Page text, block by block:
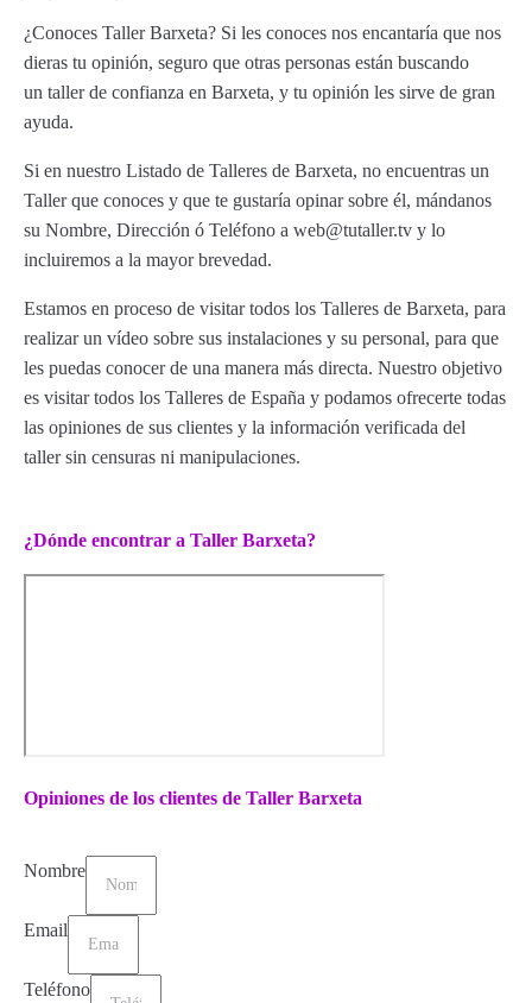
¿Conoces Taller Barxeta? Si les conoces nos encantaría que nos
dieras tu opinión, seguro que otras personas están buscando
un taller de confianza en Barxeta, y tu opinión les sirve de gran
ayuda.
Si en nuestro Listado de Talleres de Barxeta, no encuentras un
Taller que conoces y que te gustaría opinar sobre él, mándanos
su Nombre, Dirección ó Teléfono a web@tutaller.tv y lo
incluiremos a la mayor brevedad.
Estamos en proceso de visitar todos los Talleres de Barxeta, para
realizar un vídeo sobre sus instalaciones y su personal, para que
les puedas conocer de una manera más directa. Nuestro objetivo
es visitar todos los Talleres de España y podamos ofrecerte todas
las opiniones de sus clientes y la información verificada del
taller sin censuras ni manipulaciones.
¿Dónde encontrar a Taller Barxeta?
Opiniones de los clientes de Taller Barxeta
Nombre
Email
Teléfono